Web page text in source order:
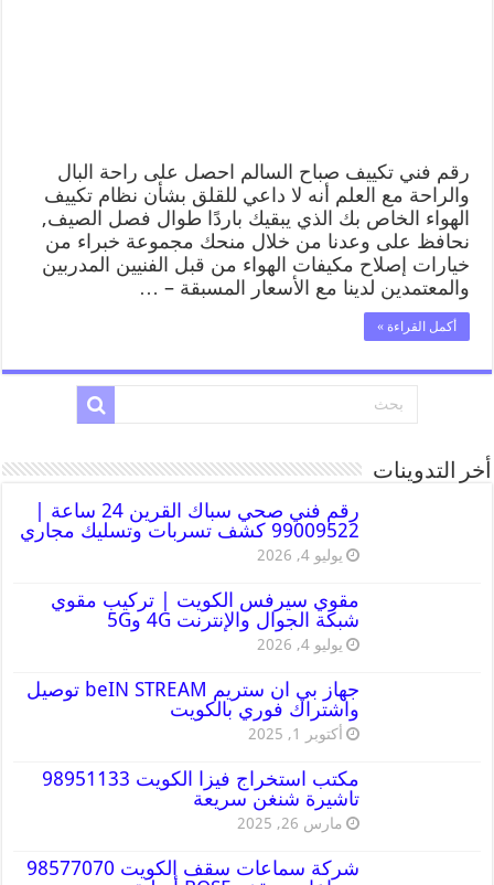
رقم فني تكييف صباح السالم احصل على راحة البال
والراحة مع العلم أنه لا داعي للقلق بشأن نظام تكييف
الهواء الخاص بك الذي يبقيك باردًا طوال فصل الصيف,
نحافظ على وعدنا من خلال منحك مجموعة خبراء من
خيارات إصلاح مكيفات الهواء من قبل الفنيين المدربين
والمعتمدين لدينا مع الأسعار المسبقة – …
أكمل القراءة »
أخر التدوينات
رقم فني صحي سباك القرين 24 ساعة |
99009522 كشف تسربات وتسليك مجاري
يوليو 4, 2026
مقوي سيرفس الكويت | تركيب مقوي
شبكة الجوال والإنترنت 4G و5G
يوليو 4, 2026
جهاز بي ان ستريم beIN STREAM توصيل
واشتراك فوري بالكويت
أكتوبر 1, 2025
مكتب استخراج فيزا الكويت 98951133
تاشيرة شنغن سريعة
مارس 26, 2025
شركة سماعات سقف الكويت 98577070